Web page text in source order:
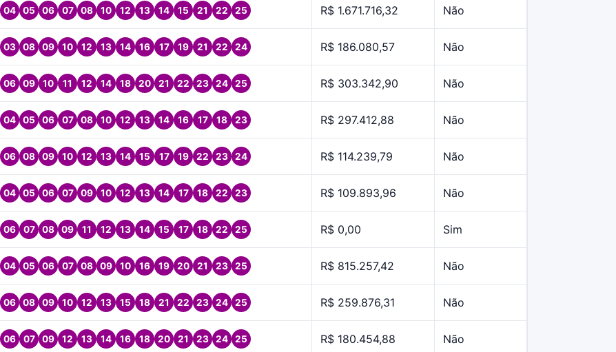
04 05 06 07 08 10 12 13 14 15 21 22 25 R$ 1.671.716,32 Não
03 08 09 10 12 13 14 16 17 19 21 22 24 R$ 186.080,57 Não
06 09 10 11 12 14 18 20 21 22 23 24 25 R$ 303.342,90 Não
04 05 06 07 08 10 12 13 14 16 17 18 23 R$ 297.412,88 Não
06 08 09 10 12 13 14 15 17 19 22 23 24 R$ 114.239,79 Não
04 05 06 07 09 10 12 13 14 17 18 22 23 R$ 109.893,96 Não
06 07 08 09 11 12 13 14 15 17 18 22 25 R$ 0,00 Sim
04 05 06 07 08 09 10 16 19 20 21 23 25 R$ 815.257,42 Não
06 08 09 10 12 13 15 18 21 22 23 24 25 R$ 259.876,31 Não
06 07 09 12 13 14 16 18 20 21 23 24 25 R$ 180.454,88 Não